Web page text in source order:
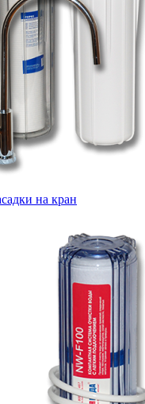
на кран